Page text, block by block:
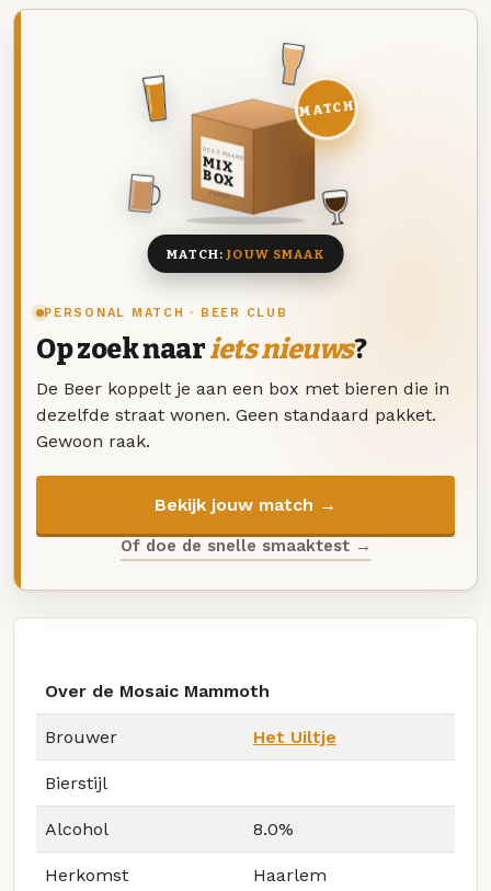
PERSONAL MATCH · BEER CLUB
Op zoek naariets nieuws?
De Beer koppelt je aan een box met bieren die in
dezelfde straat wonen. Geen standaard pakket.
Gewoon raak.
Bekijk jouw match →
Of doe de snelle smaaktest →
DEZE MAAND
MIX
BOX
8 BIEREN
MATCH
MATCH:JOUW SMAAK
Over de Mosaic Mammoth
Brouwer Het Uiltje
Bierstijl
Alcohol 8.0%
Herkomst Haarlem